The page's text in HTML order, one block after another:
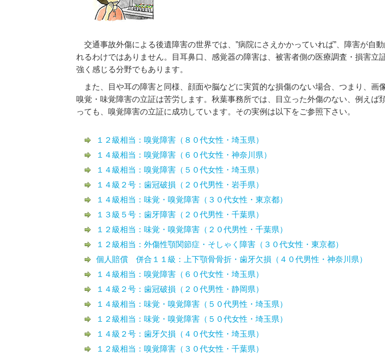
交通事故外傷による後遺障害の世界では、”病院にさえかかっていれば”、障害が自
れるわけではありません。目耳鼻口、感覚器の障害は、被害者側の医療調査・損害立
強く感じる分野でもあります。
また、目や耳の障害と同様、顔面や脳などに実質的な損傷のない場合、つまり、画
嗅覚・味覚障害の立証は苦労します。秋葉事務所では、目立った外傷のない、例えば
っても、嗅覚障害の立証に成功しています。その実例は以下をご参照下さい。
１２級相当：嗅覚障害（８０代女性・埼玉県）
１４級相当：嗅覚障害（６０代女性・神奈川県）
１４級相当：嗅覚障害（５０代女性・埼玉県）
１４級２号：歯冠破損（２０代男性・岩手県）
１４級相当：味覚・嗅覚障害（３０代女性・東京都）
１３級５号：歯牙障害（２０代男性・千葉県）
１２級相当：味覚・嗅覚障害（２０代男性・千葉県）
１２級相当：外傷性顎関節症・そしゃく障害（３０代女性・東京都）
個人賠償 併合１１級：上下顎骨骨折・歯牙欠損（４０代男性・神奈川県）
１４級相当：嗅覚障害（６０代女性・埼玉県）
１４級２号：歯冠破損（２０代男性・静岡県）
１４級相当：味覚・嗅覚障害（５０代男性・埼玉県）
１２級相当：味覚・嗅覚障害（５０代女性・埼玉県）
１４級２号：歯牙欠損（４０代女性・埼玉県）
１２級相当：嗅覚障害（３０代女性・千葉県）